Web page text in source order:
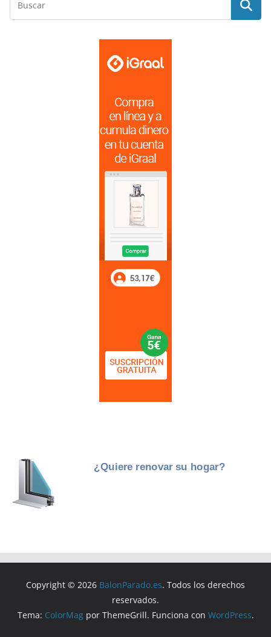
Copyright © 2026 BalonParado.es. Todos los derechos
reservados.
Tema: ColorMagpor ThemeGrill. Funciona con WordPress.